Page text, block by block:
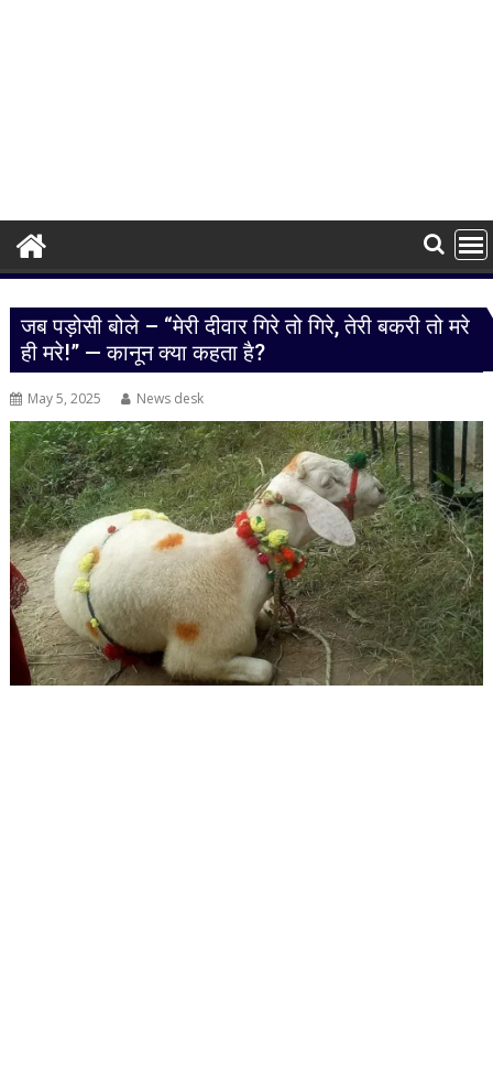
जब पड़ोसी बोले – “मेरी दीवार गिरे तो गिरे, तेरी बकरी तो मरे
ही मरे!” — कानून क्या कहता है?
May 5, 2025 News desk